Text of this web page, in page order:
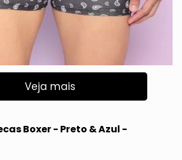
Veja mais
Boxer - Preto & Azul -